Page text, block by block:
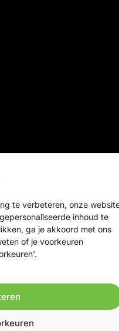
te verbeteren, onze
inhoud te
ga je akkoord met ons
of je voorkeuren
rechten voorbehouden